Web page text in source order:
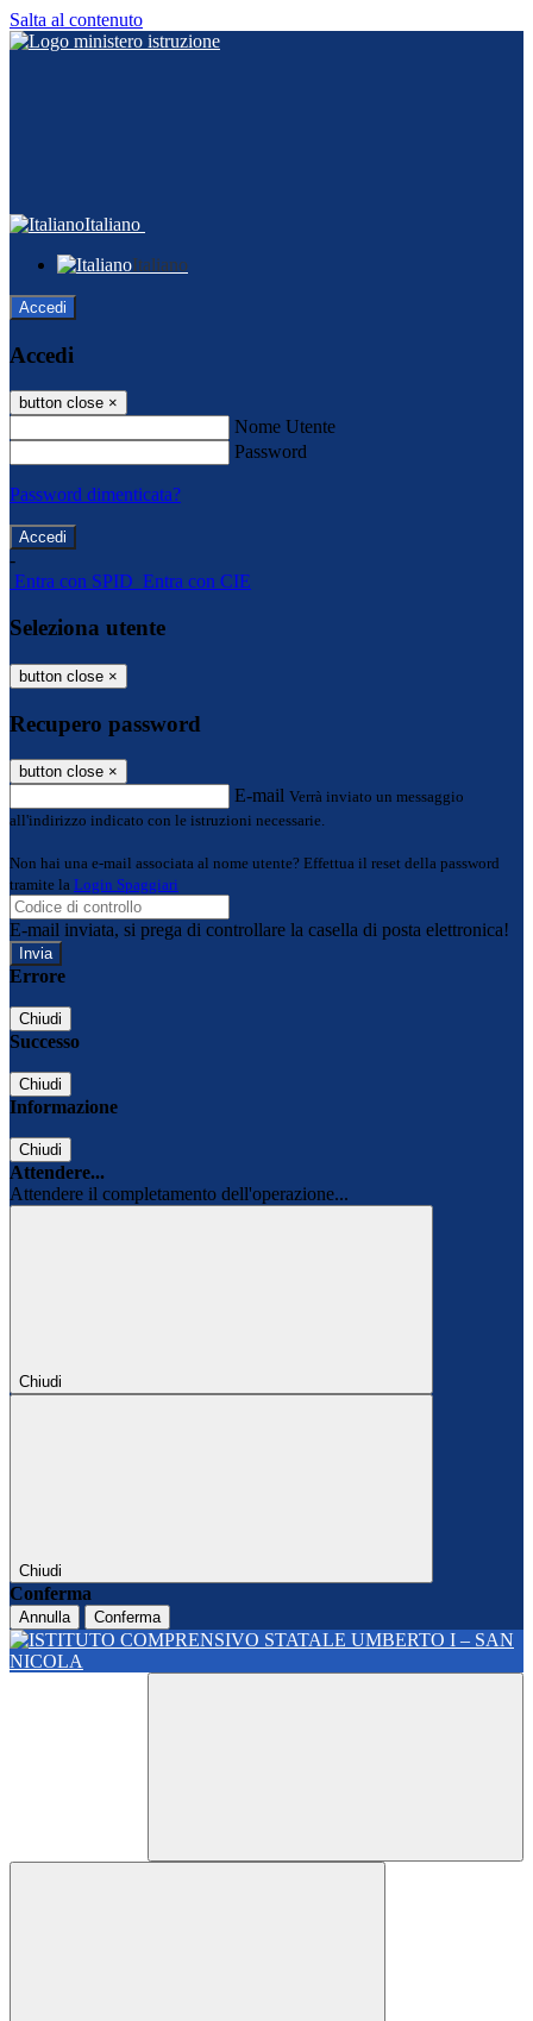
Salta al contenuto
Italiano
Italiano
Accedi
Accedi
button close ×
Nome Utente
Password
Password dimenticata?
-
Entra con SPID Entra con CIE
Seleziona utente
button close ×
Recupero password
button close ×
E-mail Verrà inviato un messaggio
all'indirizzo indicato con le istruzioni necessarie.
Non hai una e-mail associata al nome utente? Effettua il reset della password
tramite la Login Spaggiari
E-mail inviata, si prega di controllare la casella di posta elettronica!
Errore
Chiudi
Successo
Chiudi
Informazione
Chiudi
Attendere...
Attendere il completamento dell'operazione...
Chiudi
Chiudi
Conferma
Annulla Conferma